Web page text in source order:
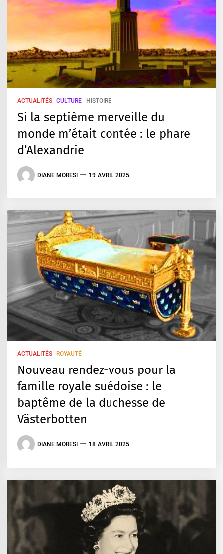
ACTUALITÉS CULTURE HISTOIRE
Si la septième merveille du
monde m’était contée : le phare
d’Alexandrie
DIANE MORESI 19 AVRIL 2025
ACTUALITÉS ROYAUTÉ
Nouveau rendez-vous pour la
famille royale suédoise : le
baptême de la duchesse de
Västerbotten
DIANE MORESI 18 AVRIL 2025